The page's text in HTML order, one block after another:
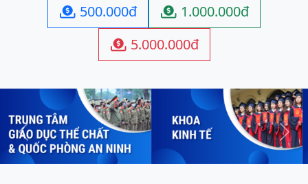
 500.000đ  1.000.000đ
 5.000.000đ
Previous Next